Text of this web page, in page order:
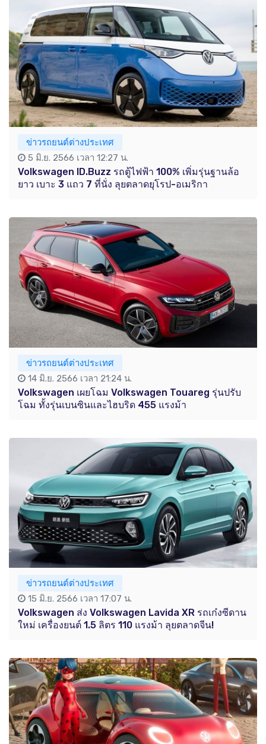
ข่าวรถยนต์ต่างประเทศ
5 มิ.ย. 2566 เวลา 12:27 น.
Volkswagen ID.Buzz รถตู้ไฟฟ้า 100% เพิ่มรุ่นฐานล้อ
ยาว เบาะ 3 แถว 7 ที่นั่ง ลุยตลาดยุโรป-อเมริกา
ข่าวรถยนต์ต่างประเทศ
14 มิ.ย. 2566 เวลา 21:24 น.
Volkswagen เผยโฉม Volkswagen Touareg รุ่นปรับ
โฉม ทั้งรุ่นเบนซินและไฮบริด 455 แรงม้า
ข่าวรถยนต์ต่างประเทศ
15 มิ.ย. 2566 เวลา 17:07 น.
Volkswagen ส่ง Volkswagen Lavida XR รถเก๋งซีดาน
ใหม่ เครื่องยนต์ 1.5 ลิตร 110 แรงม้า ลุยตลาดจีน!